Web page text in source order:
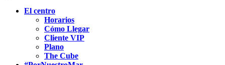
El centro
Horarios
Cómo Llegar
Cliente VIP
Plano
The Cube